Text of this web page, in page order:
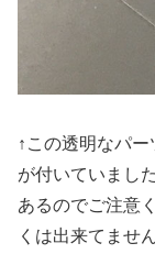
↑この透明なパ
が付いていまし
あるのでご注意
くは出来てま